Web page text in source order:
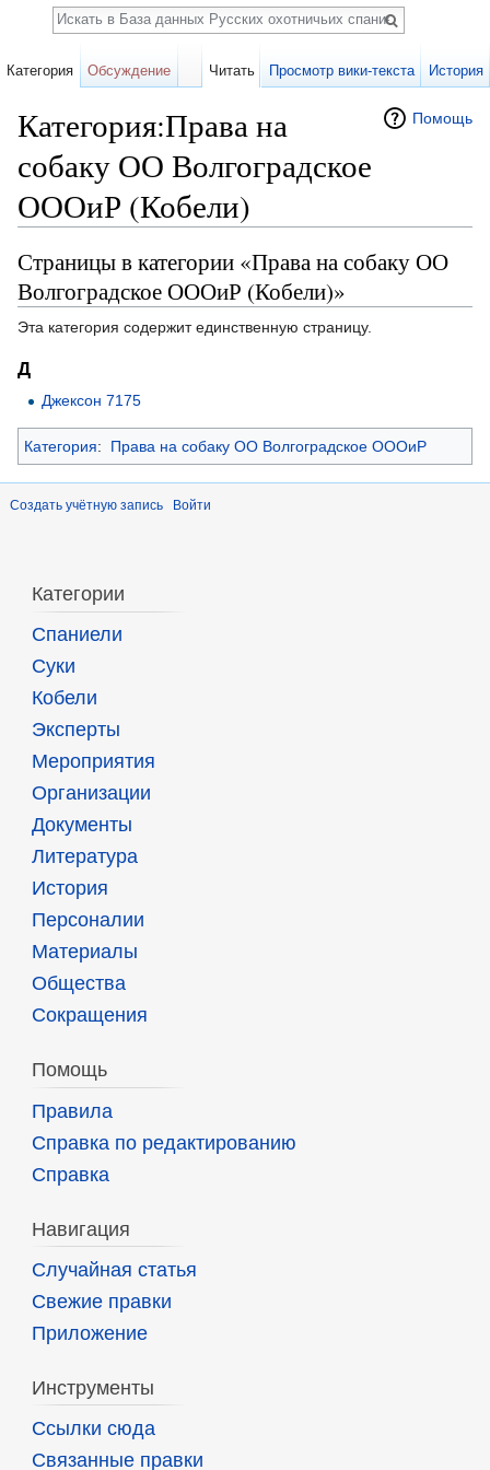
Помощь
Категория:Права на
собаку ОО Волгоградское
ОООиР (Кобели)
Страницы в категории «Права на собаку ОО
Волгоградское ОООиР (Кобели)»
Эта категория содержит единственную страницу.
Д
Джексон 7175
Категория: Права на собаку ОО Волгоградское ОООиР
Создать учётную запись Войти
Категория Обсуждение Читать Просмотр вики-текста История
Поиск
Категории
Спаниели
Суки
Кобели
Эксперты
Мероприятия
Организации
Документы
Литература
История
Персоналии
Материалы
Общества
Сокращения
Помощь
Правила
Справка по редактированию
Справка
Навигация
Случайная статья
Свежие правки
Приложение
Инструменты
Ссылки сюда
Связанные правки